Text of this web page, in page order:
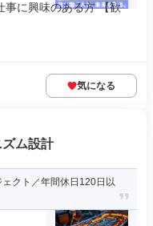
事に興味のある方 【歓
気になる
ム設計
クト／年間休日120日以